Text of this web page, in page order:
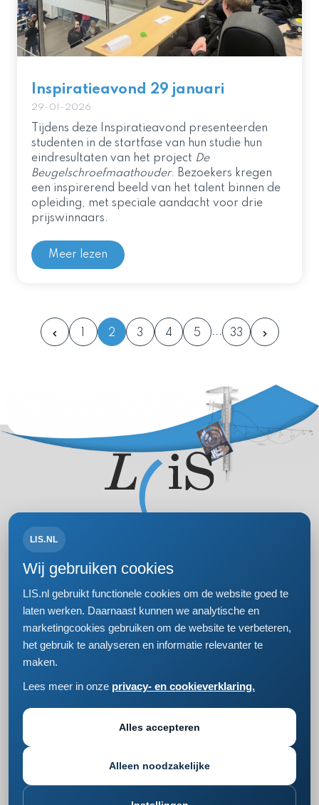
Inspiratieavond 29 januari
29-01-2026
Tijdens deze Inspiratieavond presenteerden
studenten in de startfase van hun studie hun
eindresultaten van het project De
Beugelschroefmaathouder. Bezoekers kregen
een inspirerend beeld van het talent binnen de
opleiding, met speciale aandacht voor drie
prijswinnaars.
Meer lezen
2 3 4 5 33
Volg ons op:
Bezoek- en postadres
Einsteinweg 61
2333 CC Leiden
+31 (0)71 5681168
Privacy- en cookieverklaring
Responsible disclosure
LIS.NL
Wij gebruiken cookies
LIS.nl gebruikt functionele cookies om de website goed te
laten werken. Daarnaast kunnen we analytische en
marketingcookies gebruiken om de website te verbeteren,
het gebruik te analyseren en informatie relevanter te
maken.
Lees meer in onze privacy- en cookieverklaring.
Alles accepteren
Alleen noodzakelijke